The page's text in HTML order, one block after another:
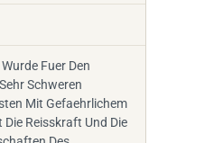
Fuer Den
Schweren
Mit Gefaehrlichem
Reisskraft Und Die